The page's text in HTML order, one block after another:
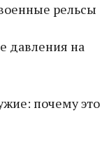
рельсы
давления на
почему это